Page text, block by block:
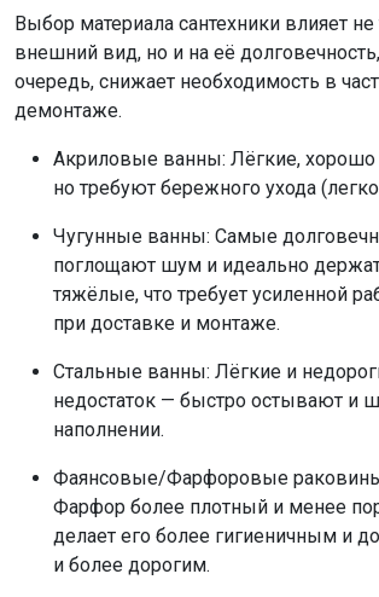
Выбор материала сантехники влияет не
внешний вид, но и на её
очередь, снижает необходимость в
демонтаже.
Акриловые ванны: Лёгкие, хорошо
но требуют бережного ухода
Чугунные ванны: Самые
поглощают шум и идеально держат
тяжёлые, что требует усиленной
при доставке и монтаже.
Стальные ванны: Лёгкие и
недостаток — быстро остывают и
наполнении.
Фаянсовые/Фарфоровые
Фарфор более плотный и менее
делает его более гигиеничным и
и более дорогим.